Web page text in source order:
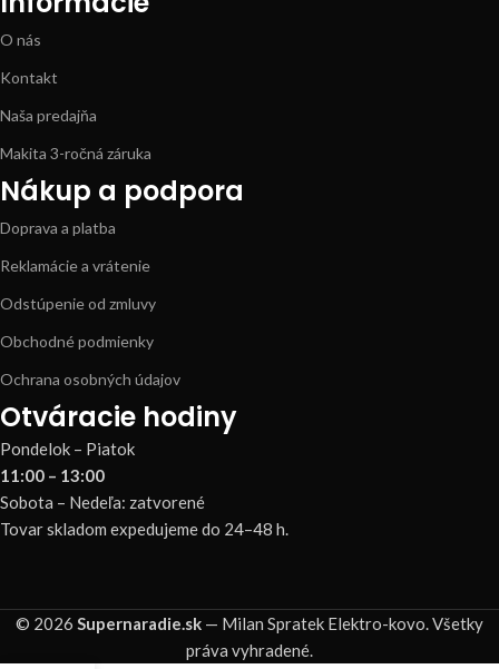
O nás
Kontakt
Naša predajňa
Makita 3-ročná záruka
Nákup a podpora
Doprava a platba
Reklamácie a vrátenie
Odstúpenie od zmluvy
Obchodné podmienky
Ochrana osobných údajov
Otváracie hodiny
Pondelok – Piatok
11:00 – 13:00
Sobota – Nedeľa: zatvorené
Tovar skladom expedujeme do 24–48 h.
© 2026 Supernaradie.sk — Milan Spratek Elektro-kovo. Všetky
práva vyhradené.